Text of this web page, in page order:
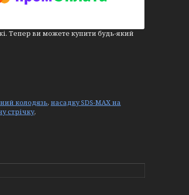
Тепер ви можете купити будь-який
колодязь, насадку SDS-MAX на
стрічку,